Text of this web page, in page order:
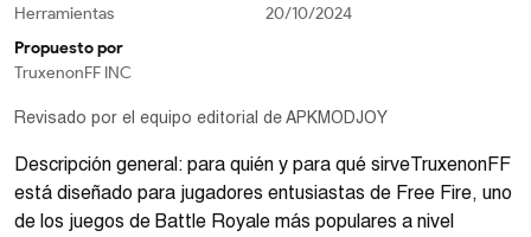
Herramientas
20/10/2024
Propuesto por
TruxenonFF INC
Revisado por el equipo editorial de APKMODJOY
Descripción general: para quién y para qué sirveTruxenonFF
está diseñado para jugadores entusiastas de Free Fire, uno
de los juegos de Battle Royale más populares a nivel